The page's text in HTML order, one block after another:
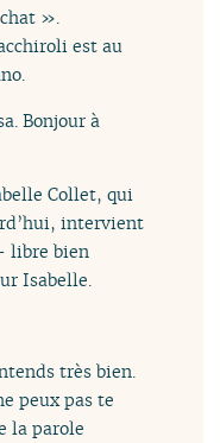
».
est au
Bonjour à
Collet, qui
intervient
libre bien
Isabelle.
très bien.
peux pas te
la parole